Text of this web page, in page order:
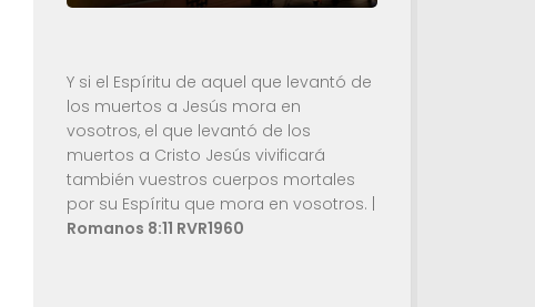
Y si el Espíritu de aquel que levantó de
los muertos a Jesús mora en
vosotros, el que levantó de los
muertos a Cristo Jesús vivificará
también vuestros cuerpos mortales
por su Espíritu que mora en vosotros. |
Romanos 8:11 RVR1960